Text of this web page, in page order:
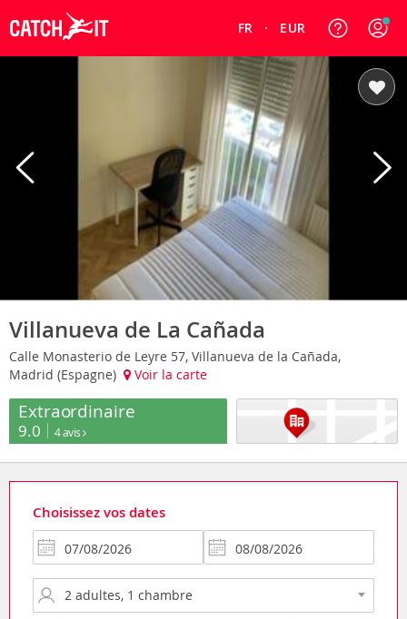
FR EUR
Villanueva de La Cañada
Calle Monasterio de Leyre 57, Villanueva de la Cañada,
Madrid (Espagne)
Voir la carte
Extraordinaire
9.0 4 avis
Choisissez vos dates